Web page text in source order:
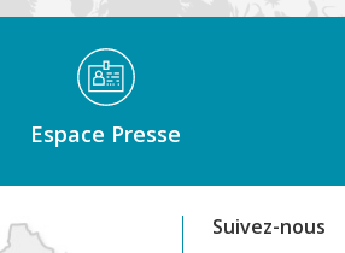
Espace Presse
Suivez-nous